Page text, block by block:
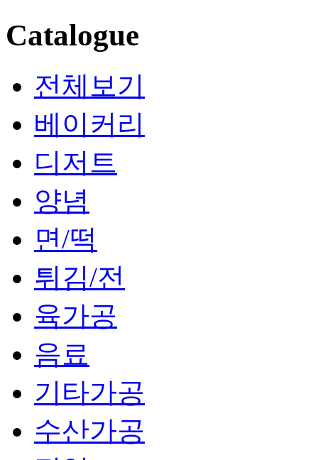
Catalogue
전체보기
베이커리
디저트
양념
면/떡
튀김/전
육가공
음료
기타가공
수산가공